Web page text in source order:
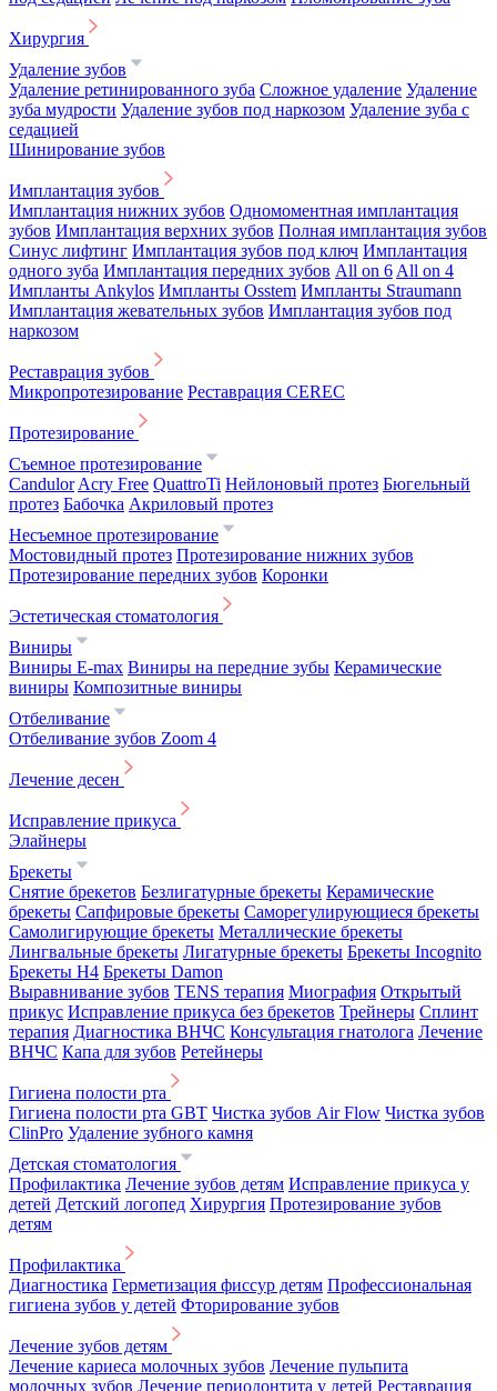
Хирургия
Удаление зубов
Удаление ретинированного зуба Сложное удаление Удаление
зуба мудрости Удаление зубов под наркозом Удаление зуба с
седацией
Шинирование зубов
Имплантация зубов
Имплантация нижних зубов Одномоментная имплантация
зубов Имплантация верхних зубов Полная имплантация зубов
Синус лифтинг Имплантация зубов под ключ Имплантация
одного зуба Имплантация передних зубов All on 6 All on 4
Импланты Ankylos Импланты Osstem Импланты Straumann
Имплантация жевательных зубов Имплантация зубов под
наркозом
Реставрация зубов
Микропротезирование Реставрация CEREC
Протезирование
Съемное протезирование
Candulor Acry Free QuattroTi Нейлоновый протез Бюгельный
протез Бабочка Акриловый протез
Несъемное протезирование
Мостовидный протез Протезирование нижних зубов
Протезирование передних зубов Коронки
Эстетическая стоматология
Виниры
Виниры E-max Виниры на передние зубы Керамические
виниры Композитные виниры
Отбеливание
Отбеливание зубов Zoom 4
Лечение десен
Исправление прикуса
Элайнеры
Брекеты
Снятие брекетов Безлигатурные брекеты Керамические
брекеты Сапфировые брекеты Саморегулирующиеся брекеты
Самолигирующие брекеты Металлические брекеты
Лингвальные брекеты Лигатурные брекеты Брекеты Incognito
Брекеты H4 Брекеты Damon
Выравнивание зубов TENS терапия Миография Открытый
прикус Исправление прикуса без брекетов Трейнеры Сплинт
терапия Диагностика ВНЧС Консультация гнатолога Лечение
ВНЧС Капа для зубов Ретейнеры
Гигиена полости рта
Гигиена полости рта GBT Чистка зубов Air Flow Чистка зубов
ClinPro Удаление зубного камня
Детская стоматология
Профилактика Лечение зубов детям Исправление прикуса у
детей Детский логопед Хирургия Протезирование зубов
детям
Профилактика
Диагностика Герметизация фиссур детям Профессиональная
гигиена зубов у детей Фторирование зубов
Лечение зубов детям
Лечение кариеса молочных зубов Лечение пульпита
молочных зубов Лечение периодонтита у детей Реставрация